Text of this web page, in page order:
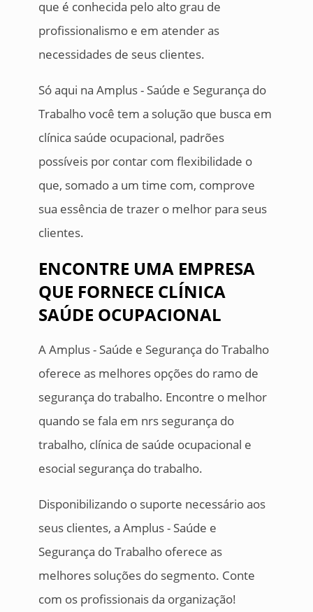
que é conhecida pelo alto grau de
profissionalismo e em atender as
necessidades de seus clientes.
Só aqui na Amplus - Saúde e Segurança do
Trabalho você tem a solução que busca em
clínica saúde ocupacional, padrões
possíveis por contar com flexibilidade o
que, somado a um time com, comprove
sua essência de trazer o melhor para seus
clientes.
ENCONTRE UMA EMPRESA
QUE FORNECE CLÍNICA
SAÚDE OCUPACIONAL
A Amplus - Saúde e Segurança do Trabalho
oferece as melhores opções do ramo de
segurança do trabalho. Encontre o melhor
quando se fala em nrs segurança do
trabalho, clínica de saúde ocupacional e
esocial segurança do trabalho.
Disponibilizando o suporte necessário aos
seus clientes, a Amplus - Saúde e
Segurança do Trabalho oferece as
melhores soluções do segmento. Conte
com os profissionais da organização!